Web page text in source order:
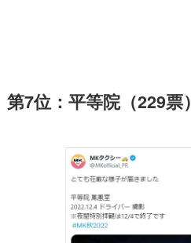
第7位：平等院（229票）